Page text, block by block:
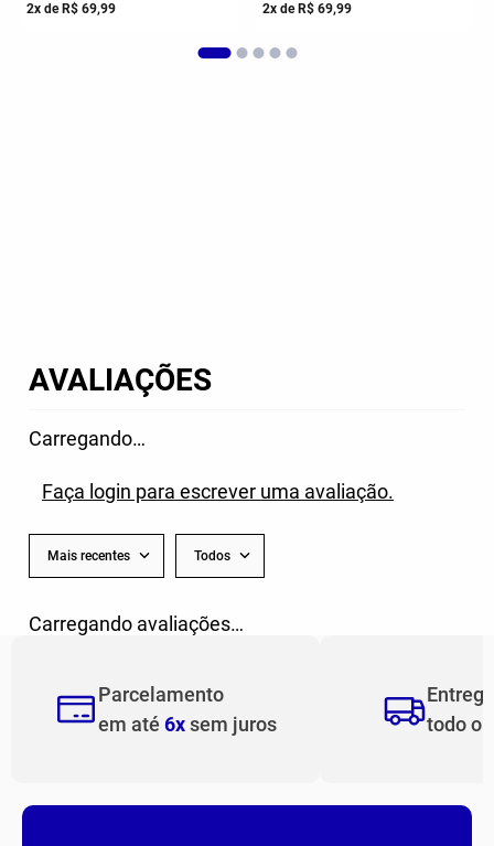
2x de R$ 69,99 2x de R$ 69,99
AVALIAÇÕES
Carregando…
Faça login para escrever uma avaliação.
Mais recentes Todos
Carregando avaliações…
Parcelamento
em até 6xsem juros
todo o